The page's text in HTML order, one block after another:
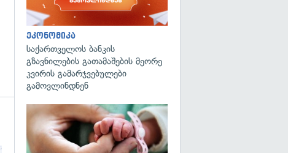
ეკონომიკა
საქართველოს ბანკის
გზავნილების გათამაშების მეორე
კვირის გამარჯვებულები
გამოვლინდნენ